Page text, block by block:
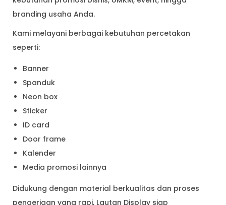
branding usaha Anda.
Kami melayani berbagai kebutuhan percetakan
seperti:
Banner
Spanduk
Neon box
Sticker
ID card
Door frame
Kalender
Media promosi lainnya
Didukung dengan material berkualitas dan proses
pengerjaan yang rapi, Lautan Display siap